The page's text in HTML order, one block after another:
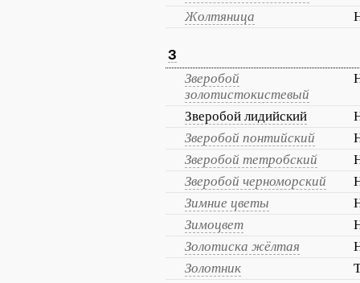
Жолтяница
З
Зверобой
золотистокистевый
Зверобой лидийский
Зверобой понтийский
Зверобой тетробский
Зверобой черноморский
Зимние цветы
Зимоцвет
Золотиска жёлтая
Золотник